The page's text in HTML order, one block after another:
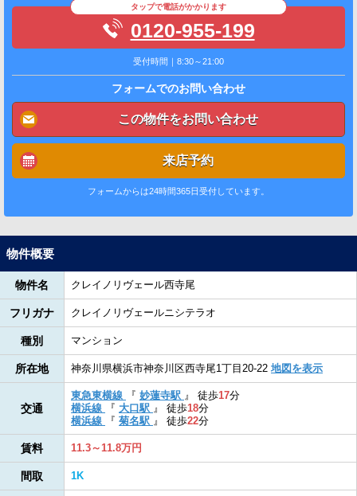
タップで電話がかかります
0120-955-199
受付時間｜8:30～21:00
フォームでのお問い合わせ
この物件をお問い合わせ
来店予約
フォームからは24時間365日受付しています。
物件概要
物件名 クレイノリヴェール西寺尾
フリガナ クレイノリヴェールニシテラオ
種別 マンション
所在地 神奈川県横浜市神奈川区西寺尾1丁目20-22 地図を表示
交通
東急東横線 『 妙蓮寺駅 』 徒歩17分
横浜線
『 大口駅 』 徒歩18分
横浜線
『 菊名駅 』 徒歩22分
賃料 11.3～11.8万円
間取 1K